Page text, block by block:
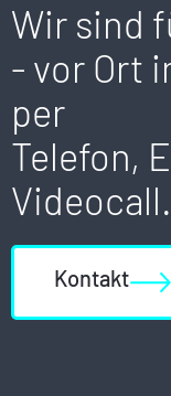
Wir sind
- vor Ort
per
Telefon,
Videocall.
Kontakt